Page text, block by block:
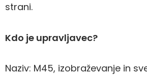
strani.
Kdo je upravljavec?
Naziv: M45, izobraževanje in